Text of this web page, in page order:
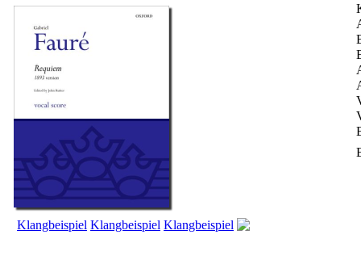
Klangbeispiel Klangbeispiel Klangbeispiel